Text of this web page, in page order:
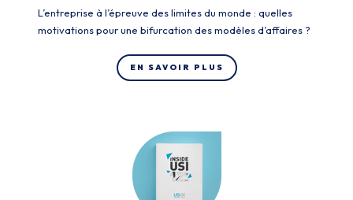
L’entreprise à l’épreuve des limites du monde : quelles
motivations pour une bifurcation des modèles d’affaires ?
EN SAVOIR PLUS